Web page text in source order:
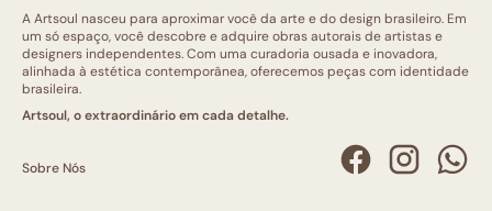
A Artsoul nasceu para aproximar você da arte e do design brasileiro. Em
um só espaço, você descobre e adquire obras autorais de artistas e
designers independentes. Com uma curadoria ousada e inovadora,
alinhada à estética contemporânea, oferecemos peças com identidade
brasileira.
Artsoul, o extraordinário em cada detalhe.
Sobre Nós